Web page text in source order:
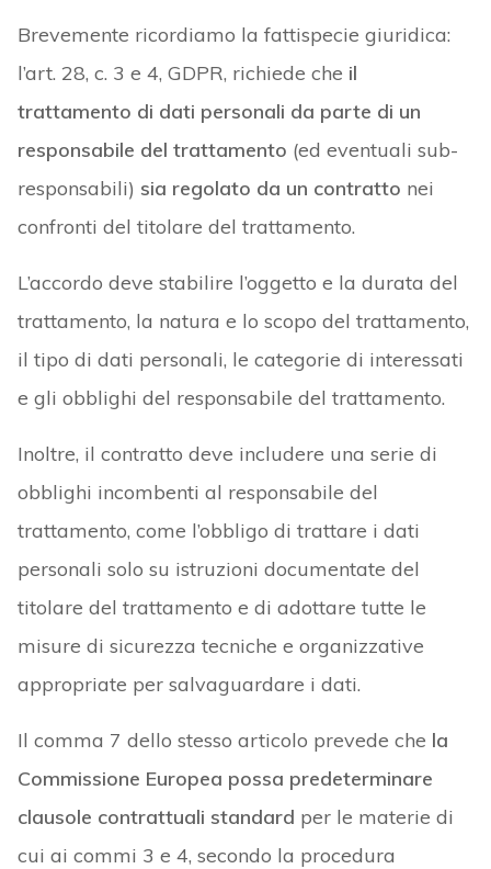
Brevemente ricordiamo la fattispecie giuridica:
l’art. 28, c. 3 e 4, GDPR, richiede che il
trattamento di dati personali da parte di un
responsabile del trattamento (ed eventuali sub-
responsabili) sia regolato da un contratto nei
confronti del titolare del trattamento.
L’accordo deve stabilire l’oggetto e la durata del
trattamento, la natura e lo scopo del trattamento,
il tipo di dati personali, le categorie di interessati
e gli obblighi del responsabile del trattamento.
Inoltre, il contratto deve includere una serie di
obblighi incombenti al responsabile del
trattamento, come l’obbligo di trattare i dati
personali solo su istruzioni documentate del
titolare del trattamento e di adottare tutte le
misure di sicurezza tecniche e organizzative
appropriate per salvaguardare i dati.
Il comma 7 dello stesso articolo prevede che la
Commissione Europea possa predeterminare
clausole contrattuali standard per le materie di
cui ai commi 3 e 4, secondo la procedura